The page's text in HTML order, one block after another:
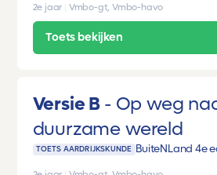
2e jaar Vmbo-gt, Vmbo-havo
Toets bekijken
Versie B
Op weg
duurzame wereld
TOETS AARDRIJKSKUNDE BuiteNLand 4e